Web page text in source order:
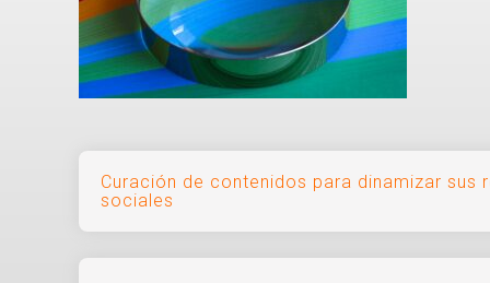
Navegación
de
entradas
Curación de contenidos para dinamizar sus
sociales